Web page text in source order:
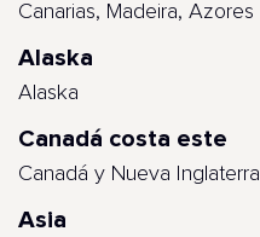
Canarias, Madeira, Azores
Alaska
Alaska
Canadá costa este
Canadá y Nueva Inglaterra
Asia